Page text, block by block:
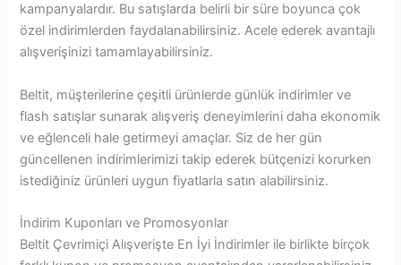
kampanyalardır. Bu satışlarda belirli bir süre boyunca çok
özel indirimlerden faydalanabilirsiniz. Acele ederek avantajlı
alışverişinizi tamamlayabilirsiniz.
Beltit, müşterilerine çeşitli ürünlerde günlük indirimler ve
flash satışlar sunarak alışveriş deneyimlerini daha ekonomik
ve eğlenceli hale getirmeyi amaçlar. Siz de her gün
güncellenen indirimlerimizi takip ederek bütçenizi korurken
istediğiniz ürünleri uygun fiyatlarla satın alabilirsiniz.
İndirim Kuponları ve Promosyonlar
Beltit Çevrimiçi Alışverişte En İyi İndirimler ile birlikte birçok